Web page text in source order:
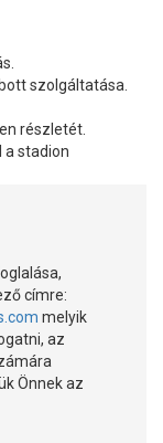
szolgáltatása.
részletét.
a stadion
címre:
melyik
az
Önnek az